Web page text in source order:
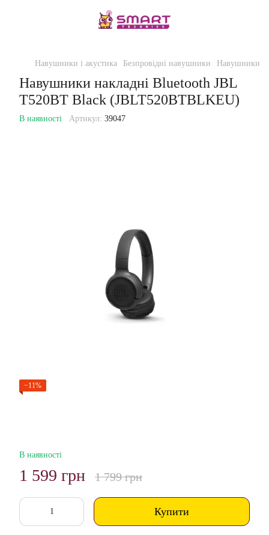
Навушники і акустика Безпровідні навушники Навушники
Навушники накладні Bluetooth JBL
T520BT Black (JBLT520BTBLKEU)
В наявності Артикул: 39047
−11%
В наявності
1 599 грн 1 799 грн
Купити